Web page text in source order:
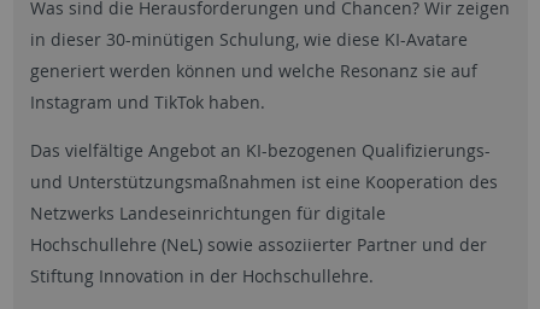
Was sind die Herausforderungen und Chancen? Wir zeigen
in dieser 30-minütigen Schulung, wie diese KI-Avatare
generiert werden können und welche Resonanz sie auf
Instagram und TikTok haben.
Das vielfältige Angebot an KI-bezogenen Qualifizierungs-
und Unterstützungsmaßnahmen ist eine Kooperation des
Netzwerks Landeseinrichtungen für digitale
Hochschullehre (NeL) sowie assoziierter Partner und der
Stiftung Innovation in der Hochschullehre.